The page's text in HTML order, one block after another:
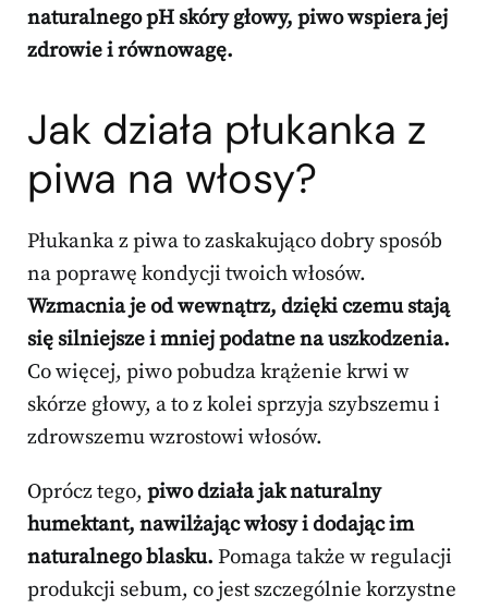
naturalnego pH skóry głowy, piwo wspiera jej
zdrowie i równowagę.
Jak działa płukanka z
piwa na włosy?
Płukanka z piwa to zaskakująco dobry sposób
na poprawę kondycji twoich włosów.
Wzmacnia je od wewnątrz, dzięki czemu stają
się silniejsze i mniej podatne na uszkodzenia.
Co więcej, piwo pobudza krążenie krwi w
skórze głowy, a to z kolei sprzyja szybszemu i
zdrowszemu wzrostowi włosów.
Oprócz tego, piwo działa jak naturalny
humektant, nawilżając włosy i dodając im
naturalnego blasku. Pomaga także w regulacji
produkcji sebum, co jest szczególnie korzystne